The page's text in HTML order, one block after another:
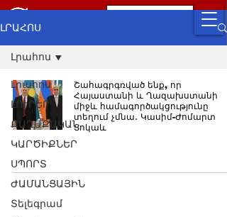
ԼՐԱՀՈՍ
Լրահոս
ԼՈՒՐԵՐ
ՔԱՂԱՔԱԿԱՆ
ԿԱՐԾԻՔՆԵՐ
ՍՊՈՐՏ
ԺԱՄԱՆՑԱՅԻՆ
Տելեգրամ
Լրահոս
Շահագրգռված ենք, որ
Հայաստանի և Ղազախստանի
միջև համագործակցությունը
տեղում չմնա․ Կասիմ-Ժոմարտ
Տոկաև